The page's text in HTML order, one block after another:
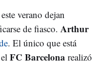
verano dejan
de fiasco. Arthur
. El único que está
FC Barcelona realizó